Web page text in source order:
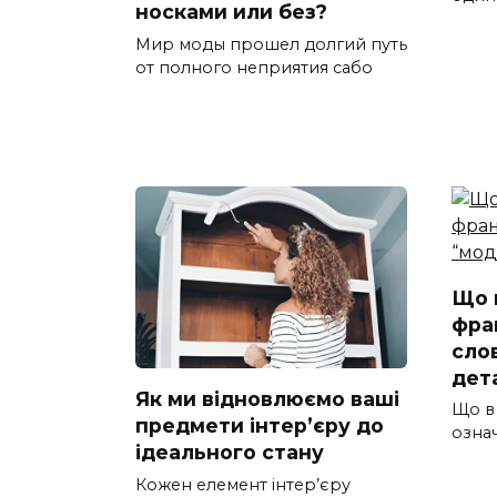
носками или без?
Мир моды прошел долгий путь
от полного неприятия сабо
Як ми відновлюємо ваші
предмети інтер’єру до
ідеального стану
Кожен елемент інтер’єру
Що
Що в